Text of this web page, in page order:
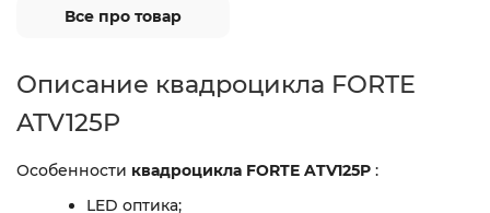
Все про товар
Описание квадроцикла FORTE
ATV125P
Особенности квадроцикла FORTE ATV125P :
LED оптика;